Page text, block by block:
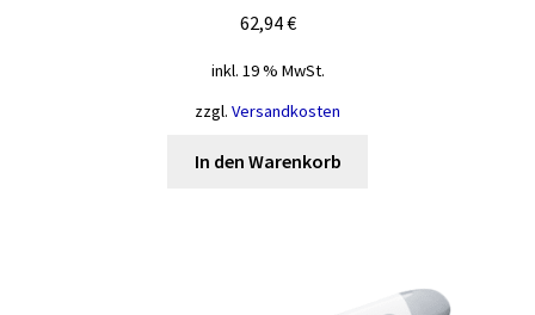
62,94€
inkl. 19 % MwSt.
zzgl. Versandkosten
In den Warenkorb